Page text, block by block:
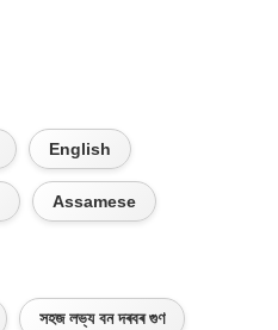
English
Assamese
সহজ লভ্য বন দৰবৰ গুণ